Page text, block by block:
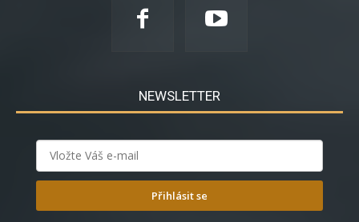
NEWSLETTER
Přihlásit se